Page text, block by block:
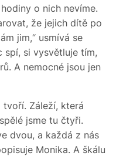
o nich nevíme.
že jejich dítě po
jim,“ usmívá se
spí, si vysvětluje tím,
A nemocné jsou jen
Záleží, která
jsme tu čtyři.
dvou, a každá z nás
Monika. A škálu